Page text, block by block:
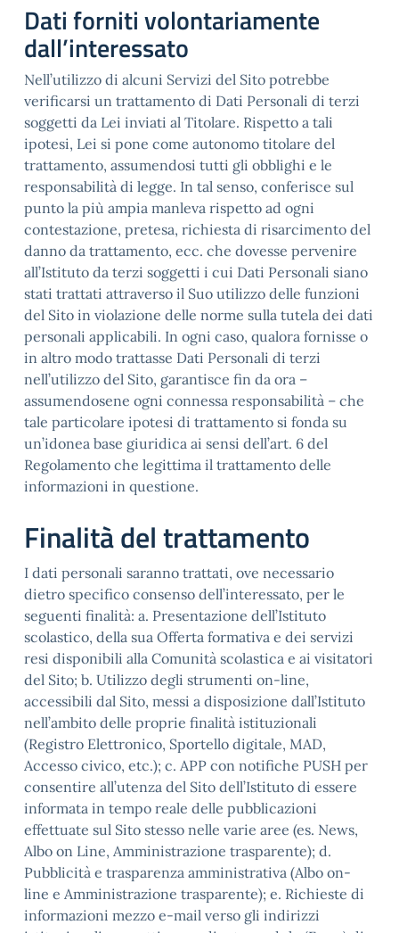
Dati forniti volontariamente
dall’interessato
Nell’utilizzo di alcuni Servizi del Sito potrebbe
verificarsi un trattamento di Dati Personali di terzi
soggetti da Lei inviati al Titolare. Rispetto a tali
ipotesi, Lei si pone come autonomo titolare del
trattamento, assumendosi tutti gli obblighi e le
responsabilità di legge. In tal senso, conferisce sul
punto la più ampia manleva rispetto ad ogni
contestazione, pretesa, richiesta di risarcimento del
danno da trattamento, ecc. che dovesse pervenire
all’Istituto da terzi soggetti i cui Dati Personali siano
stati trattati attraverso il Suo utilizzo delle funzioni
del Sito in violazione delle norme sulla tutela dei dati
personali applicabili. In ogni caso, qualora fornisse o
in altro modo trattasse Dati Personali di terzi
nell’utilizzo del Sito, garantisce fin da ora –
assumendosene ogni connessa responsabilità – che
tale particolare ipotesi di trattamento si fonda su
un’idonea base giuridica ai sensi dell’art. 6 del
Regolamento che legittima il trattamento delle
informazioni in questione.
Finalità del trattamento
I dati personali saranno trattati, ove necessario
dietro specifico consenso dell’interessato, per le
seguenti finalità: a. Presentazione dell’Istituto
scolastico, della sua Offerta formativa e dei servizi
resi disponibili alla Comunità scolastica e ai visitatori
del Sito; b. Utilizzo degli strumenti on-line,
accessibili dal Sito, messi a disposizione dall’Istituto
nell’ambito delle proprie finalità istituzionali
(Registro Elettronico, Sportello digitale, MAD,
Accesso civico, etc.); c. APP con notifiche PUSH per
consentire all’utenza del Sito dell’Istituto di essere
informata in tempo reale delle pubblicazioni
effettuate sul Sito stesso nelle varie aree (es. News,
Albo on Line, Amministrazione trasparente); d.
Pubblicità e trasparenza amministrativa (Albo on-
line e Amministrazione trasparente); e. Richieste di
informazioni mezzo e-mail verso gli indirizzi